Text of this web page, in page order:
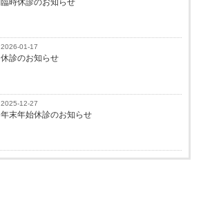
臨時休診のお知らせ
2026-01-17
休診のお知らせ
2025-12-27
年末年始休診のお知らせ